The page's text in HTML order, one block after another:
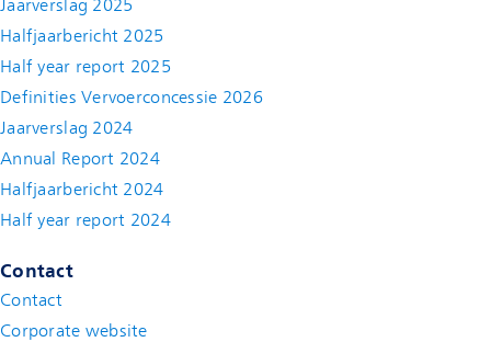
Jaarverslag 2025
Halfjaarbericht 2025
Half year report 2025
Definities Vervoerconcessie 2026
Jaarverslag 2024
Annual Report 2024
Halfjaarbericht 2024
Half year report 2024(new window)
Contact
Contact
Corporate website